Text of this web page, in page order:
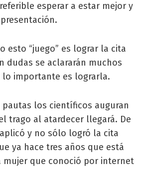
esperar a estar mejor y
esto “juego” es lograr la cita
dudas se aclararán muchos
lo importante es lograrla.
pautas los científicos auguran
trago al atardecer llegará. De
y no sólo logró la cita
ya hace tres años que está
mujer que conoció por internet